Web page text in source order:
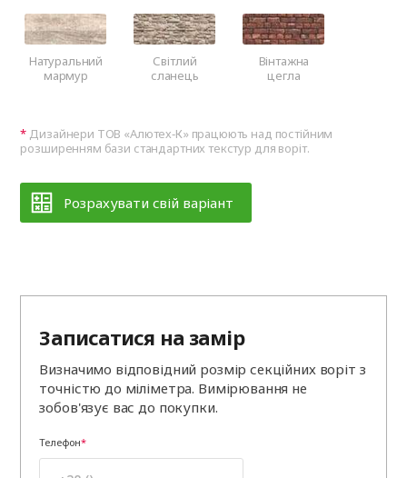
Натуральний
мармур
Світлий
сланець
Вінтажна
цегла
Дизайнери ТОВ «Алютех‑К» працюють над постійним
розширенням бази стандартних текстур для воріт.
Розрахувати свій варіант
Записатися на замір
Визначимо відповідний розмір секційних воріт з
точністю до міліметра. Вимірювання не
зобов'язує вас до покупки.
Телефон